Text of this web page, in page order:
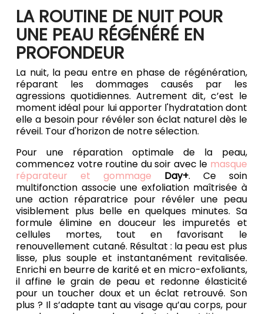
LA ROUTINE DE NUIT POUR
UNE PEAU RÉGÉNÉRÉ EN
PROFONDEUR
La nuit, la peau entre en phase de régénération,
réparant les dommages causés par les
agressions quotidiennes. Autrement dit, c’est le
moment idéal pour lui apporter l'hydratation dont
elle a besoin pour révéler son éclat naturel dès le
réveil. Tour d'horizon de notre sélection.
Pour une réparation optimale de la peau,
commencez votre routine du soir avec le masque
réparateur et gommage
Day+. Ce soin
multifonction associe une exfoliation maîtrisée à
une action réparatrice pour révéler une peau
visiblement plus belle en quelques minutes. Sa
formule élimine en douceur les impuretés et
cellules mortes, tout en favorisant le
renouvellement cutané. Résultat : la peau est plus
lisse, plus souple et instantanément revitalisée.
Enrichi en beurre de karité et en micro-exfoliants,
il affine le grain de peau et redonne élasticité
pour un toucher doux et un éclat retrouvé. Son
plus ? Il s’adapte tant au visage qu’au corps, pour